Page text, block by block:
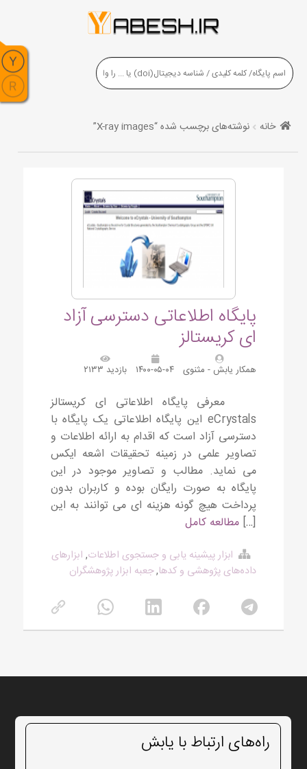
خانه نوشته‌های برچسب شده “X-ray images”
پایگاه اطلاعاتی دسترسی آزاد
ای کریستالز
همکار یابش - مثنوی ۱۴۰۰-۰۵-۰۴ بازدید ۲۱۳۳
معرفی پایگاه اطلاعاتی ای کریستالز
eCrystals این پایگاه اطلاعاتی یک پایگاه با
دسترسی آزاد است که اقدام به ارائه اطلاعات و
تصاویر علمی در زمینه تحقیقات اشعه ایکس
می نماید. مطالب و تصاویر موجود در این
پایگاه به صورت رایگان بوده و کاربران بدون
پرداخت هیچ گونه هزینه ای می توانند به این
[…]مطالعه کامل
ابزار پیشینه یابی و جستجوی اطلاعات, ابزارهای
داده‌های پژوهشی و کدها,جعبه ابزار پژوهشگران
راه‌های ارتباط با یابش